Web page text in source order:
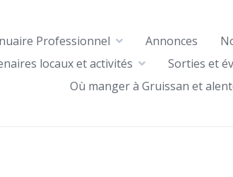
Professionnel Annonces
locaux et activités
Sorties et
Où manger à Gruissan et